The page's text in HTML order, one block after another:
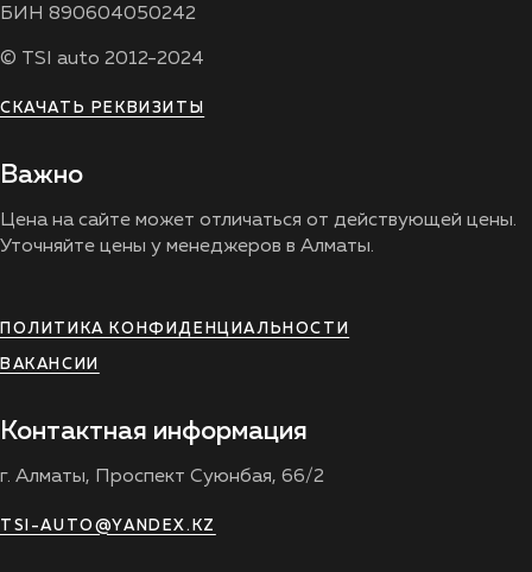
БИН 890604050242
© TSI auto 2012-2024
СКАЧАТЬ РЕКВИЗИТЫ
Важно
Цена на сайте может отличаться от действующей цены.
Уточняйте цены у менеджеров в Алматы.
ПОЛИТИКА КОНФИДЕНЦИАЛЬНОСТИ
ВАКАНСИИ
Контактная информация
г. Алматы, Проспект Суюнбая, 66/2
TSI-AUTO@YANDEX.KZ